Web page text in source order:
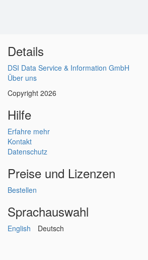
Details
DSI Data Service & Information GmbH
Über uns
Copyright 2026
Hilfe
Erfahre mehr
Kontakt
Datenschutz
Preise und Lizenzen
Bestellen
Sprachauswahl
English Deutsch